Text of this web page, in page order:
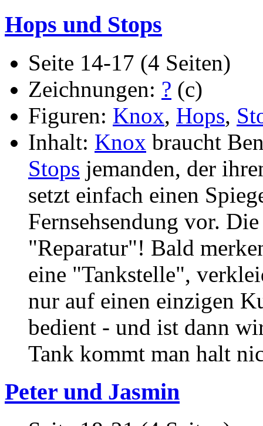
Hops und Stops
Seite 14-17 (4 Seiten)
Zeichnungen: ? (c)
Figuren: Knox, Hops,
Inhalt: Knox braucht
Stops jemanden, der
setzt einfach einen
Fernsehsendung vor.
"Reparatur"! Bald
eine "Tankstelle",
nur auf einen einzigen
bedient - und ist dann
Tank kommt man halt
Peter und Jasmin